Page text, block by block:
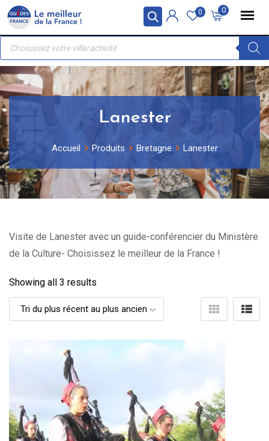
Panneau de gestion des cookies
Skip
content
0
0
Recherche
produits
Lanester
Accueil Produits Bretagne Lanester
Visite de Lanester avec un guide-conférencier du Ministère
de la Culture- Choisissez le meilleur de la France !
Showing all 3 results